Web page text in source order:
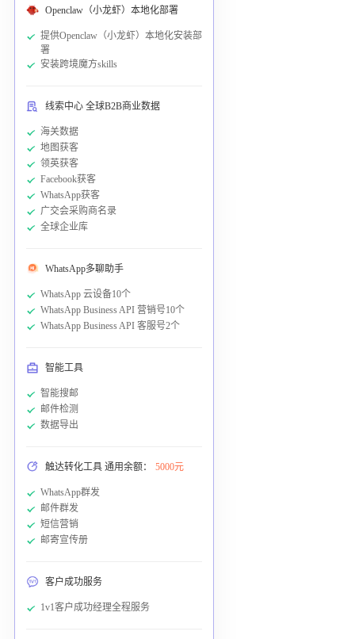
Openclaw（小龙虾）本地化部署
提供Openclaw（小龙虾）本地化安装部
署
安装跨境魔方skills
线索中心 全球B2B商业数据
海关数据
地图获客
领英获客
Facebook获客
WhatsApp获客
广交会采购商名录
全球企业库
WhatsApp多聊助手
WhatsApp 云设备10个
WhatsApp Business API 营销号10个
WhatsApp Business API 客服号2个
智能工具
智能搜邮
邮件检测
数据导出
触达转化工具 通用余额： 5000元
WhatsApp群发
邮件群发
短信营销
邮寄宣传册
客户成功服务
1v1客户成功经理全程服务